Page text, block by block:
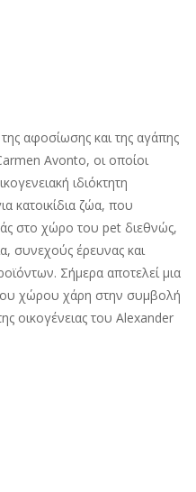
αφοσίωσης και της αγάπης
Avonto, οι οποίοι
ιδιόκτητη
κατοικίδια ζώα, που
στο χώρο του pet διεθνώς,
συνεχούς έρευνας και
Σήμερα αποτελεί μια
χώρου χάρη στην συμβολή
οικογένειας του Alexander